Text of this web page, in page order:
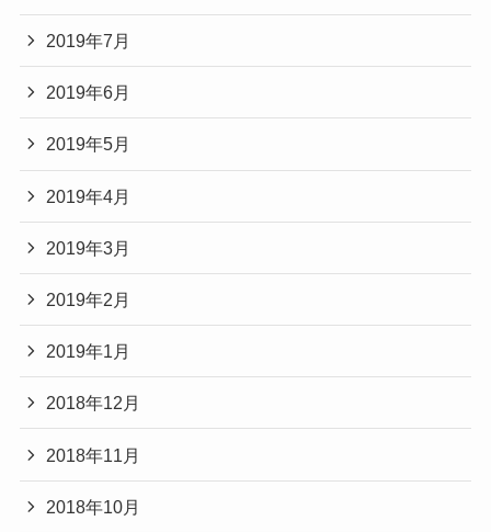
2019年7月
2019年6月
2019年5月
2019年4月
2019年3月
2019年2月
2019年1月
2018年12月
2018年11月
2018年10月